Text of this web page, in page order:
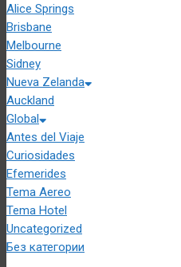
Alice Springs
Brisbane
Melbourne
Sidney
Nueva Zelanda
Auckland
Global
Antes del Viaje
Curiosidades
Efemerides
Tema Aereo
Tema Hotel
Uncategorized
Без категории